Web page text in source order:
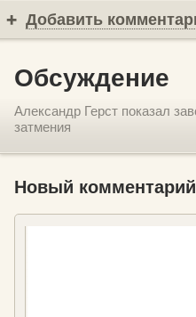
Добавить
Обсуждение
Александр Герст показал
затмения
Новый комментарий